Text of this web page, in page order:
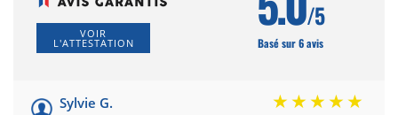
VOIR
L'ATTESTATION
/5
Basé sur 6 avis
Sylvie G.